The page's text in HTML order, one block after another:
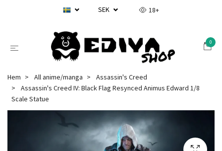
SEK 18+
0
Hem All anime/manga
Assassin's Creed
Assassin's Creed IV: Black Flag Resynced Animus Edward 1/8
Scale Statue